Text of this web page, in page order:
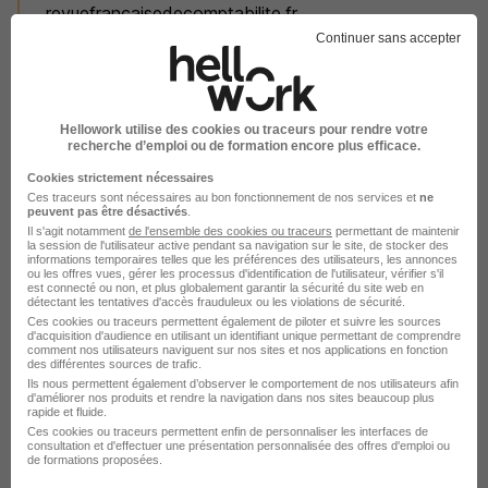
revuefrancaisedecomptabilite.fr
Les qualités et compétences pour
devenir Contrôleur interne
Pour exercer le métier de contrôleur interne, la maîtrise
d’un grand nombre de compétences acquises grâce à
une solide formation et de l’expérience est
indispensable. En voici une liste non exhaustive :
Avoir une bonne connaissance de toutes les
activités d’une entreprise.
Maîtriser les techniques d’audit et de contrôle
interne.
Avoir une bonne connaissance générale des
systèmes d’information.
Disposer d’une très bonne maîtrise de
Continuer sans accepter
Hellowork utilise des cookies ou traceurs pour rendre votre
recherche d’emploi ou de formation encore plus efficace.
Cookies strictement nécessaires
Ces traceurs sont nécessaires au bon fonctionnement de nos services et ne
peuvent pas être désactivés
Il s'agit notamment de l'ensemble des cookies ou traceurs permettant de maintenir
la session de l'utilisateur active pendant sa navigation sur le site, de stocker des
informations temporaires telles que les préférences des utilisateurs, les annonces
ou les offres vues, gérer les processus d'identification de l'utilisateur, vérifier s'il
est connecté ou non, et plus globalement garantir la sécurité du site web en
détectant les tentatives d'accès frauduleux ou les violations de sécurité.
Ces cookies ou traceurs permettent également de piloter et suivre les sources
d'acquisition d'audience en utilisant un identifiant unique permettant de comprendre
comment nos utilisateurs naviguent sur nos sites et nos applications en fonction
des différentes sources de trafic.
Ils nous permettent également d’observer le comportement de nos utilisateurs afin
d'améliorer nos produits et rendre la navigation dans nos sites beaucoup plus
rapide et fluide.
Ces cookies ou traceurs permettent enfin de personnaliser les interfaces de
consultation et d'effectuer une présentation personnalisée des offres d'emploi ou
de formations proposées.